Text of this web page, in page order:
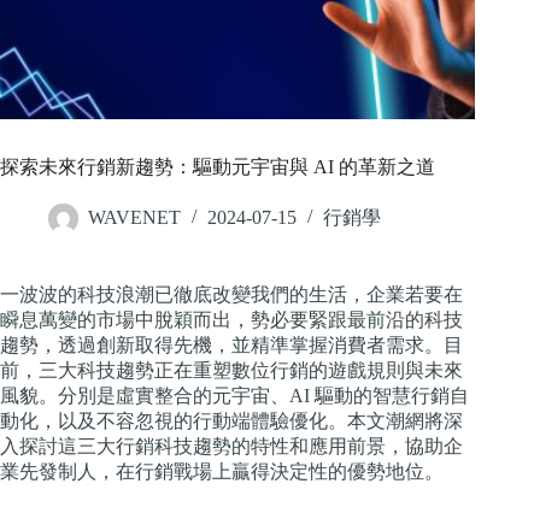
探索未來行銷新趨勢：驅動元宇宙與 AI 的革新之道
WAVENET 2024-07-15 行銷學
一波波的科技浪潮已徹底改變我們的生活，企業若要在
瞬息萬變的市場中脫穎而出，勢必要緊跟最前沿的科技
趨勢，透過創新取得先機，並精準掌握消費者需求。目
前，三大科技趨勢正在重塑數位行銷的遊戲規則與未來
風貌。分別是虛實整合的元宇宙、AI 驅動的智慧行銷自
動化，以及不容忽視的行動端體驗優化。本文潮網將深
入探討這三大行銷科技趨勢的特性和應用前景，協助企
業先發制人，在行銷戰場上贏得決定性的優勢地位。